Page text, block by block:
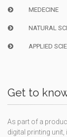
MEDECINE
NATURAL
APPLIED
Get to
As part of a
digital printing